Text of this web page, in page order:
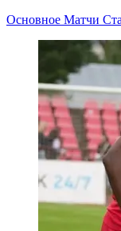
Основное Матчи